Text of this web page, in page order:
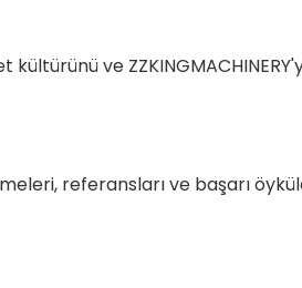
kültürünü ve
referansları ve başarı